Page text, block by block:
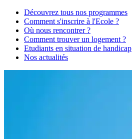
Découvrez tous nos programmes
Comment s'inscrire à l'Ecole ?
Où nous rencontrer ?
Comment trouver un logement ?
Etudiants en situation de handicap
Nos actualités